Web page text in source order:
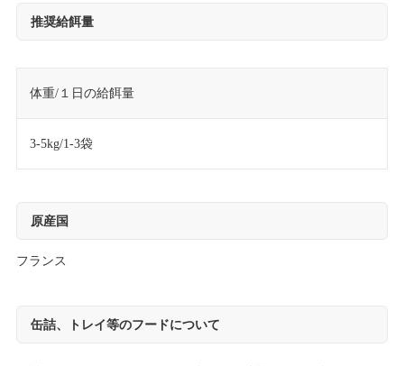
推奨給餌量
体重/１日の給餌量
3-5kg/1-3袋
原産国
フランス
缶詰、トレイ等のフードについて